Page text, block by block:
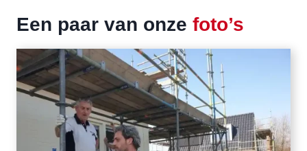
Een paar van onze foto’s